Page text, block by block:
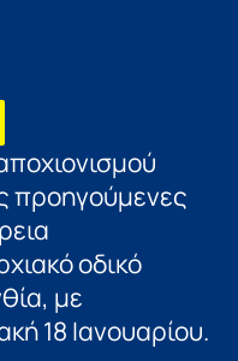
προηγούμενες
οδικό
με
18 Ιανουαρίου.